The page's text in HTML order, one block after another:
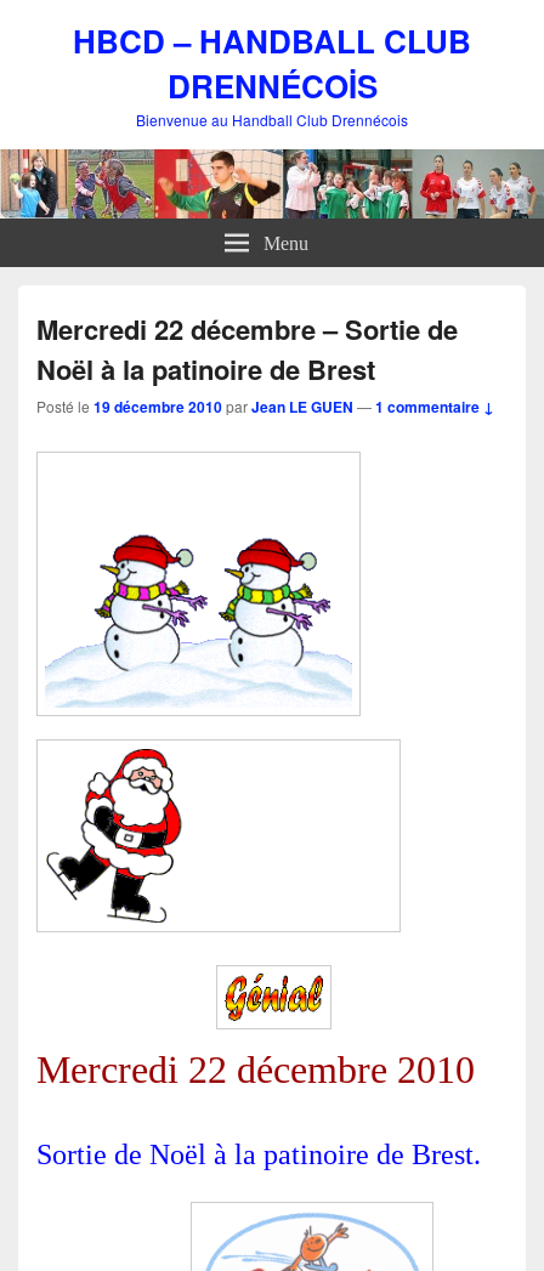
HBCD – HANDBALL CLUB
DRENNÉCOİS
Bienvenue au Handball Club Drennécois
Menu
Mercredi 22 décembre – Sortie de
Noël à la patinoire de Brest
Posté le 19 décembre 2010parJean LE GUEN —1 commentaire ↓
Mercredi 22 décembre 2010
Sortie de Noël à la patinoire de Brest.